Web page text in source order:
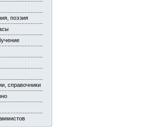
поэзия
справочники